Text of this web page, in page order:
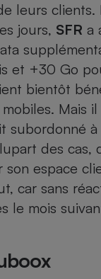
leurs clients.
jours, SFR a
et +30 Go
bientôt
subordonné à
des
son espace
car sans
le mois
Supermarché -
Mutuelle
Comparateur auto
hotte
robot
centrale
Électricité - Gaz
tablette
et son
-
d'entretien
domestique
- Beauté
- Médecine
de santé -
Mutuelle
le débit de votre